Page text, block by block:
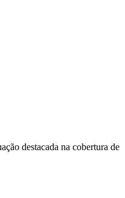
destacada na cobertura de